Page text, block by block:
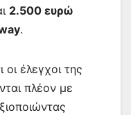
2.500 ευρώ
.
έλεγχοι της
πλέον με